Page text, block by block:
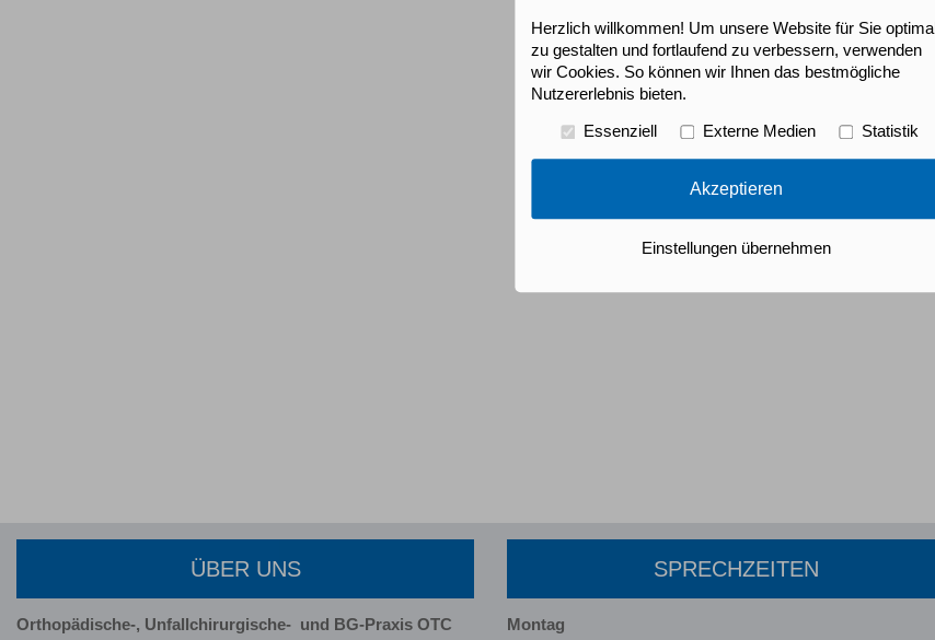
ÜBER UNS
Orthopädische-, Unfallchirurgische- und BG-Praxis OTC
SPRECHZEITEN
Montag
Herzlich willkommen! Um unsere Website für Sie optimal
zu gestalten und fortlaufend zu verbessern, verwenden
wir Cookies. So können wir Ihnen das bestmögliche
Nutzererlebnis bieten.
Essenziell Externe Medien Statistik
Akzeptieren
Einstellungen übernehmen